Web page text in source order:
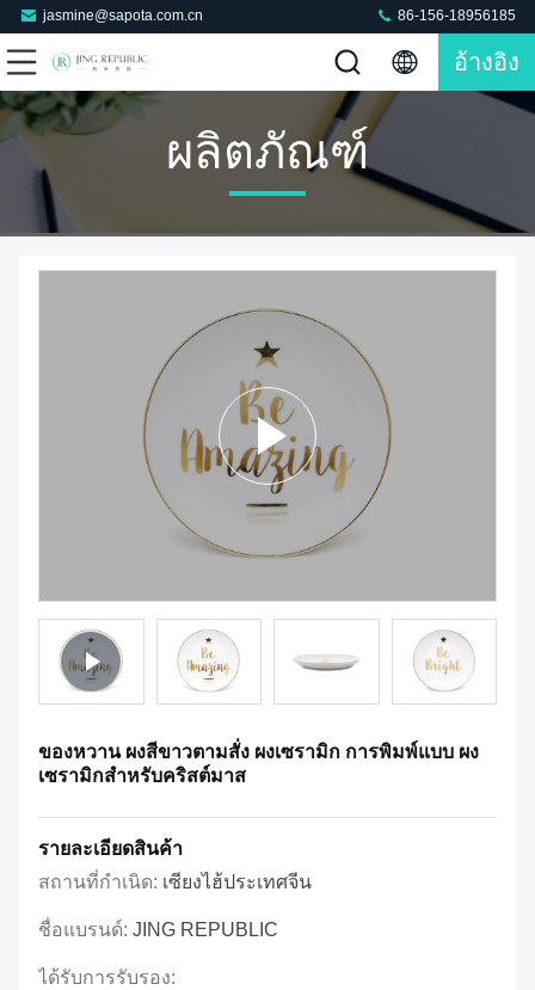
jasmine@sapota.com.cn 86-156-18956185
อ้างอิง
ผลิตภัณฑ์
ของหวาน ผงสีขาวตามสั่ง ผงเซรามิก การพิมพ์แบบ ผง
เซรามิกสําหรับคริสต์มาส
รายละเอียดสินค้า
สถานที่กำเนิด: เซียงไฮ้ประเทศจีน
ชื่อแบรนด์: JING REPUBLIC
ได้รับการรับรอง: